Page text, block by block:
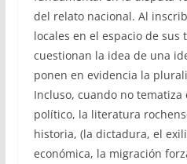
del relato nacional. Al
locales en el espacio de sus
cuestionan la idea de una
ponen en evidencia la
Incluso, cuando no
político, la literatura
historia, (la dictadura, el
económica, la migración